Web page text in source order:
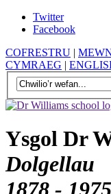
Twitter
Facebook
COFRESTRU |
CYMRAEG |
Ysgol Dr
Dolgellau